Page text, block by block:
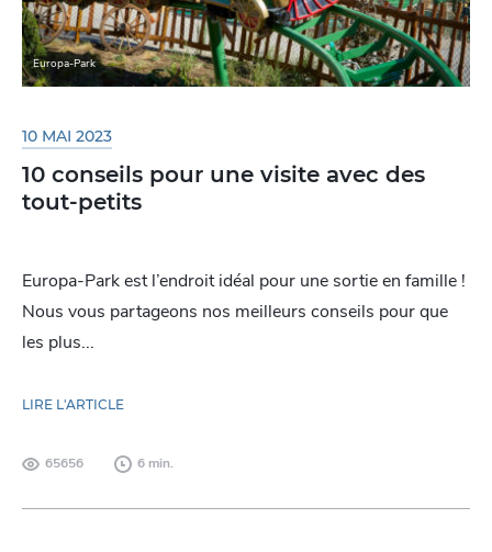
Europa-Park
10 MAI 2023
10 conseils pour une visite avec des
tout-petits
Europa-Park est l’endroit idéal pour une sortie en famille !
Nous vous partageons nos meilleurs conseils pour que
les plus...
LIRE L'ARTICLE
65656 6 min.